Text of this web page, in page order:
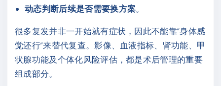
动态判断后续是否需要换方案
很多复发并非一开始就有症状，因此不能靠“身体感
觉还行”来替代复查。影像、血液指标、肾功能、甲
状腺功能及个体化风险评估，都是术后管理的重要
组成部分。